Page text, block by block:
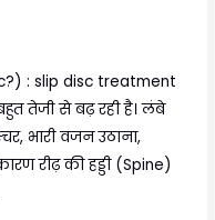
: slip disc treatment
तेजी से बढ़ रही है। लंबे
भारी वजन उठाना,
रीढ़ की हड्डी (Spine)